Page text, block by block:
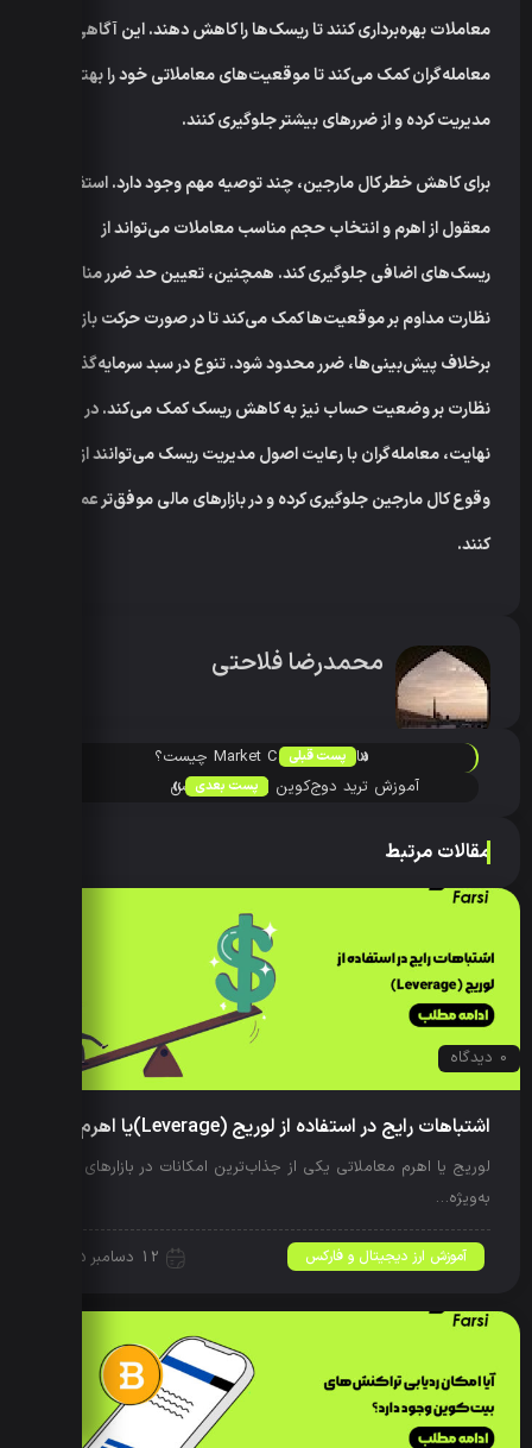
معاملات بهره‌برداری کنند تا ریسک‌ها را کاهش دهند. این آگاهی به
معامله‌گران کمک می‌کند تا موقعیت‌های معاملاتی خود را بهتر
مدیریت کرده و از ضررهای بیشتر جلوگیری کنند.
برای کاهش خطر کال مارجین، چند توصیه مهم وجود دارد. استفاده
معقول از اهرم و انتخاب حجم مناسب معاملات می‌تواند از
ریسک‌های اضافی جلوگیری کند. همچنین، تعیین حد ضرر مناسب و
نظارت مداوم بر موقعیت‌ها کمک می‌کند تا در صورت حرکت بازار
برخلاف پیش‌بینی‌ها، ضرر محدود شود. تنوع در سبد سرمایه‌گذاری و
نظارت بر وضعیت حساب نیز به کاهش ریسک کمک می‌کند. در
نهایت، معامله‌گران با رعایت اصول مدیریت ریسک می‌توانند از
وقوع کال مارجین جلوگیری کرده و در بازارهای مالی موفق‌تر عمل
کنند.
محمدرضا فلاحتی
« پست قبلی
مارکت کپ Market Cap چیست؟
آموزش ترید دوج‌کوین | بیت یونیکس
پست بعدی »
مقالات مرتبط
0 دیدگاه
اشتباهات رایج در استفاده از لوریج (Leverage)یا اهرم
لوریج یا اهرم معاملاتی یکی از جذاب‌ترین امکانات در بازارهای مالی
به‌ویژه…
آموزش ارز دیجیتال و فارکس 12 دسامبر 2025